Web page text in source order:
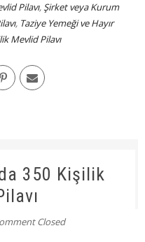
Pilavı,Şirket veya Kurum
, Taziye Yemeği ve Hayır
Mevlid Pilavı
350 Kişilik
Closed